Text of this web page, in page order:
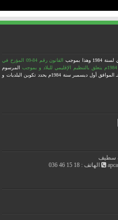
1984 وهذا بموجب
القانون رقم 84-09 المؤرخ في
و بموجب المرسوم
رقم 84 – 365 مؤرخ في 8 ربيع الأول عام 1405 هـ الموافق أول ديسمبر سنة 1984م يحدد تكوين البلديات و
سطيف
الهاتف : 18 15 46 036